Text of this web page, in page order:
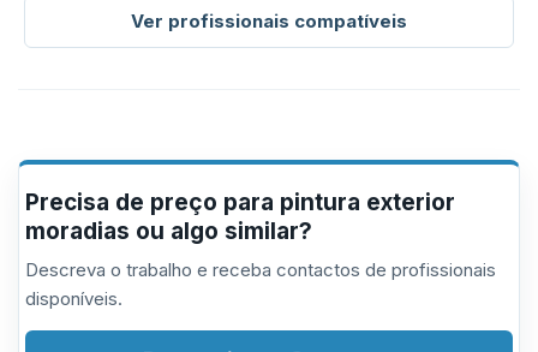
Ver profissionais compatíveis
Precisa de preço para pintura exterior
moradias ou algo similar?
Descreva o trabalho e receba contactos de profissionais
disponíveis.